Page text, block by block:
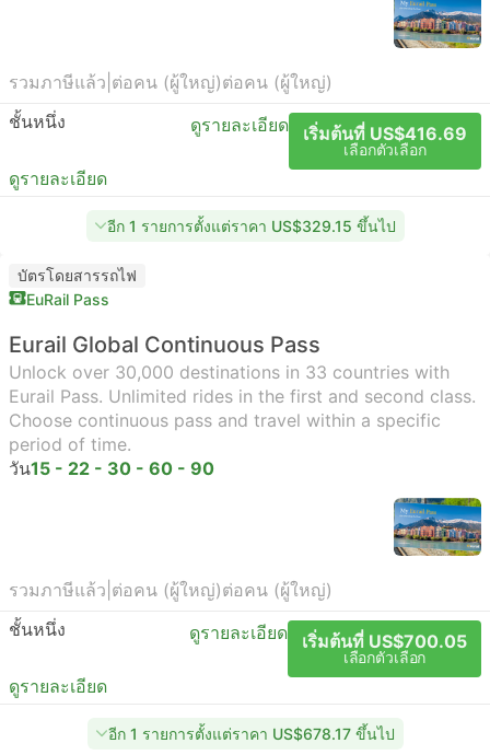
รวมภาษีแล้ว ต่อคน (ผู้ใหญ่)ต่อคน (ผู้ใหญ่)
ชั้นหนึ่ง
ดูรายละเอียด เริ่มต้นที่ US$416.69
เลือกตัวเลือก
ดูรายละเอียด
อีก 1 รายการตั้งแต่ราคา US$329.15 ขึ้นไป
บัตรโดยสารรถไฟ
EuRail Pass
Eurail Global Continuous Pass
Unlock over 30,000 destinations in 33 countries with
Eurail Pass. Unlimited rides in the first and second class.
Choose continuous pass and travel within a specific
period of time.
วัน15 - 22 - 30 - 60 - 90
รวมภาษีแล้ว ต่อคน (ผู้ใหญ่)ต่อคน (ผู้ใหญ่)
ชั้นหนึ่ง
ดูรายละเอียด เริ่มต้นที่ US$700.05
เลือกตัวเลือก
ดูรายละเอียด
อีก 1 รายการตั้งแต่ราคา US$678.17 ขึ้นไป